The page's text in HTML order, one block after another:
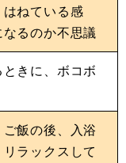
ねている感
るのか不思議
きに、ボコボ
飯の後、入浴
ラックスして